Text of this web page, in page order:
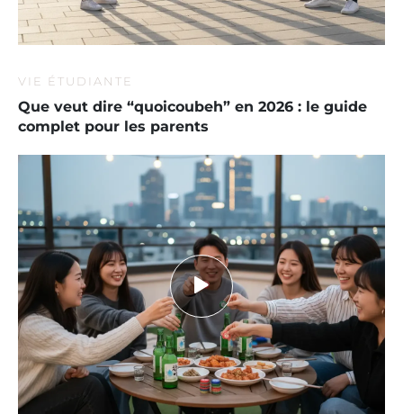
VIE ÉTUDIANTE
Que veut dire “quoicoubeh” en 2026 : le guide
complet pour les parents